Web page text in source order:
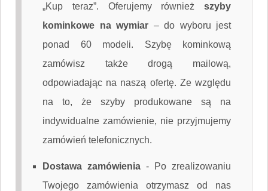
„Kup teraz”. Oferujemy również szyby
kominkowe na wymiar – do wyboru jest
ponad 60 modeli. Szybę kominkową
zamówisz także drogą mailową,
odpowiadając na naszą ofertę. Ze względu
na to, że szyby produkowane są na
indywidualne zamówienie, nie przyjmujemy
zamówień telefonicznych.
Dostawa zamówienia -
Po zrealizowaniu
Twojego zamówienia otrzymasz od nas